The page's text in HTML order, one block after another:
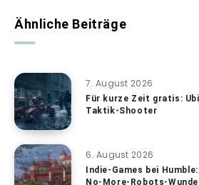
Ähnliche Beiträge
7. August 2026
Für kurze Zeit gratis:
Taktik-Shooter
6. August 2026
Indie-Games bei
No-More-Robots-